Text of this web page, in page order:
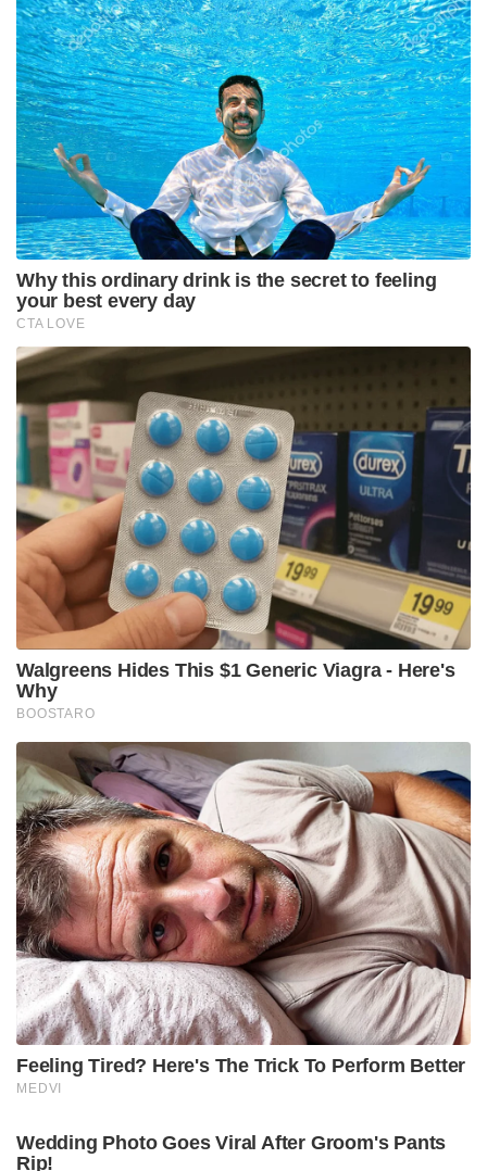
എന്നിവ പോലുള്ള സബ്സ്ക്രിപ്ഷൻടീയറുകൾക്ക്
മാത്രമേ ലഭ്യമാവുകയുള്ളൂ. ഉപയോക്താക്കള്‍ക്ക്
ഒരുസമയം പരമാവധി മൂന്ന് ചിത്രംമാത്രമേ
ലഭിക്കുകയുള്ളൂ.ഗിബ്ലി ചിത്രങ്ങള്‍ നിര്‍മിക്കാൻ
നോക്കാം
ചാറ്റ് ജിപിടി വെബ്സൈറ്റില്‍ പ്രവേശിക്കുക
ഗൂഗിള്‍ ഐഡി ഉപയോഗിച്ച് ലോഗിന്‍ ചെയ്യാം,
അല്ലെങ്കില്‍ പുതിയ അക്കൗണ്ട് രജിസ്റ്റര്‍ ചെയ്യാം
ചിത്രങ്ങള്‍ക്കായി , സ്റ്റുഡിയോ ഗിബ്ലി (Studio gibli)
എന്ന പദത്തിനൊപ്പം ലളിതമായ
ശൈലിയിലുള്ളപ്രോംപ്റ്റ് നല്‍കുക.
ശേഷം ഡൗണ്‍ലോഡ് ആന്റ് സേവ്.
ഇത്തരത്തില്‍ ചിത്രങ്ങള്‍ എഡിറ്റ് ചെയ്യാന്‍ കഴിയുന്ന
ചില സൗജന്യ ആപ്പുകള്‍ പരിശോധിക്കാം.
ഗൂഗിള്‍ ജെമിനി: ഗൂഗിളിന്റെ എഐ ചാറ്റ് ബോട്ടിനും
ഗിബ്ലി ചിത്രങ്ങള്‍ നിര്‍മ്മിച്ചെടുക്കാന്‍ കഴിയും.
ആവശ്യമുള്ള നിര്‍ദേശങ്ങള്‍ ടെക്‌സ്റ്റായി
നല്‍കുകയോ, ഫോട്ടോ അപ്‌ലോഡ് ചെയ്യുകയോ
ചെയ്യാം.
ഗ്രോക്ക്: എക്‌സ്എഐയുടെ ഗ്രോക്ക്3 യില്‍
പ്രവര്‍ത്തിക്കുന്ന ചാറ്റ്‌ബോട്ടാണിത്.
ചെയ്‌തോ ഗിബ്ലി ചിത്രങ്ങള്‍ നിര്‍മ്മിച്ചെടുക്കാം.
ഉപയോക്താക്കളുടെ ചിത്രങ്ങള്‍ ഇഷ്ടപ്പെട്ട രിതിയില്‍
നിര്‍മ്മിച്ചെടുക്കാന്‍ നിര്‍ദേശിക്കാം.
ഫ്‌ലക്‌സ്: ഈ ആപ്പ് ചിത്രങ്ങളെ ഗിബ്ലി-എസ്‌ക്യൂ
സൃഷ്ടികളാക്കി മാറ്റും. ഏകദേശം 30
സെക്കന്‍ഡിനുള്ളില്‍ ഒരു ചിത്രം നിര്‍മ്മിച്ചെടുക്കാം.
എഡിറ്റ് ചെയ്യാനും അപ്സ്‌കെയില്‍
ചെയ്യാനുംചിത്രങ്ങള്‍ വിഡിയോകളാക്കി മാറ്റാനും
അനുവദിക്കുന്നു. ഫ്‌ലക്‌സ് ഓണ്‍ലൈന്‍ ടൂളിനെ
സ്റ്റുഡിയോഗിബ്ലി എഐ സ്‌റ്റൈല്‍ എന്നാണ്
അപ്പ് ചെയ്യണം.